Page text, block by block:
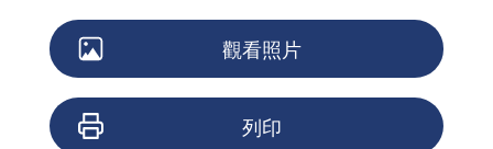
觀看照片
列印